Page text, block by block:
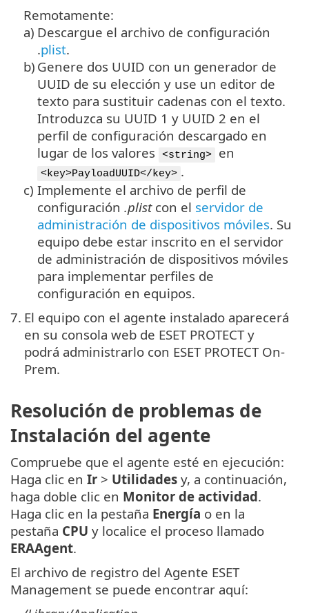
Remotamente:
a) Descargue el archivo de configuración
.plist.
b) Genere dos UUID con un generador de
UUID de su elección y use un editor de
texto para sustituir cadenas con el texto.
Introduzca su UUID 1 y UUID 2 en el
perfil de configuración descargado en
lugar de los valores
<string> en
<key>PayloadUUID</key> .
c) Implemente el archivo de perfil de
configuración .plistcon el servidor de
administración de dispositivos móviles. Su
equipo debe estar inscrito en el servidor
de administración de dispositivos móviles
para implementar perfiles de
configuración en equipos.
7. El equipo con el agente instalado aparecerá
en su consola web de ESET PROTECT y
podrá administrarlo con ESET PROTECT On-
Prem.
Resolución de problemas de
Instalación del agente
Compruebe que el agente esté en ejecución:
Haga clic en Ir > Utilidades y, a continuación,
haga doble clic en Monitor de actividad.
Haga clic en la pestaña Energía o en la
pestaña CPU y localice el proceso llamado
ERAAgent.
El archivo de registro del Agente ESET
Management se puede encontrar aquí: